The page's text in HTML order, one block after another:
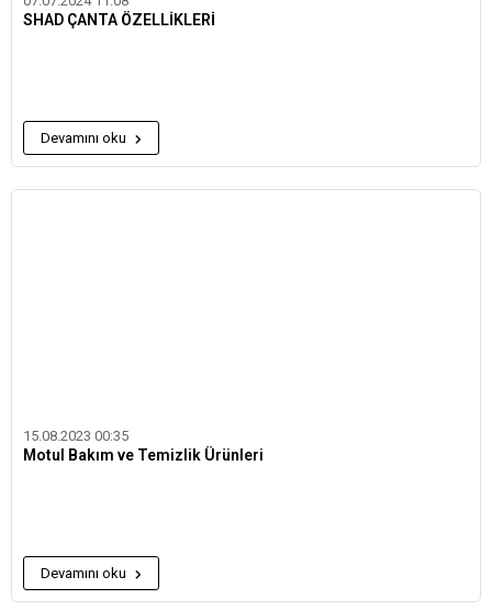
SHAD ÇANTA ÖZELLİKLERİ
Devamını oku
15.08.2023 00:35
Motul Bakım ve Temizlik Ürünleri
Devamını oku